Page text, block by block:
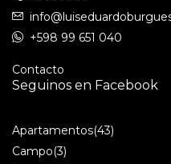
+598 99 651 040
Contacto
Seguinos en Facebook
Apartamentos(43)
Campo(3)